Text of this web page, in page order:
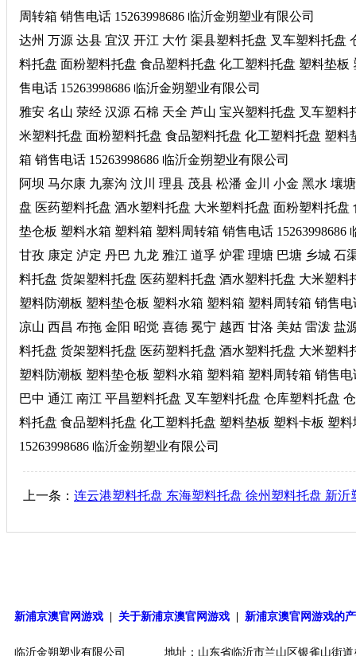
周转箱 销售电话 15263998686 临沂金朔塑业有限公司
达州 万源 达县 宜汉 开江 大竹 渠县塑料托盘 叉车塑料托
料托盘 面粉塑料托盘 食品塑料托盘 化工塑料托盘 塑料垫
售电话 15263998686 临沂金朔塑业有限公司
雅安 名山 荥经 汉源 石棉 天全 芦山 宝兴塑料托盘 叉车塑
米塑料托盘 面粉塑料托盘 食品塑料托盘 化工塑料托盘 塑
箱 销售电话 15263998686 临沂金朔塑业有限公司
阿坝 马尔康 九寨沟 汶川 理县 茂县 松潘 金川 小金 黑水 壤
盘 医药塑料托盘 酒水塑料托盘 大米塑料托盘 面粉塑料托
垫仓板 塑料水箱 塑料箱 塑料周转箱 销售电话 15263998686
甘孜 康定 泸定 丹巴 九龙 雅江 道孚 炉霍 理塘 巴塘 乡城
料托盘 货架塑料托盘 医药塑料托盘 酒水塑料托盘 大米塑
塑料防潮板 塑料垫仓板 塑料水箱 塑料箱 塑料周转箱 销售
凉山 西昌 布拖 金阳 昭觉 喜德 冕宁 越西 甘洛 美姑 雷泼
料托盘 货架塑料托盘 医药塑料托盘 酒水塑料托盘 大米塑
塑料防潮板 塑料垫仓板 塑料水箱 塑料箱 塑料周转箱 销售
巴中 通江 南江 平昌塑料托盘 叉车塑料托盘 仓库塑料托盘
料托盘 食品塑料托盘 化工塑料托盘 塑料垫板 塑料卡板 塑
15263998686 临沂金朔塑业有限公司
上一条： 连云港塑料托盘 东海塑料托盘 徐州塑料托盘 新沂
新浦京澳官网游戏 关于新浦京澳官网游戏 新浦京澳官网游戏的
临沂金朔塑业有限公司 地址：山东省临沂市兰山区银雀山街